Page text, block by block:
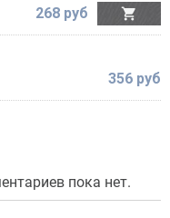

268 руб
356 руб
пока нет.